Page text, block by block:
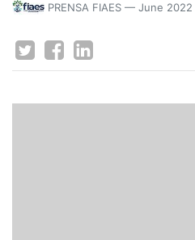
PRENSA FIAES — June 2022